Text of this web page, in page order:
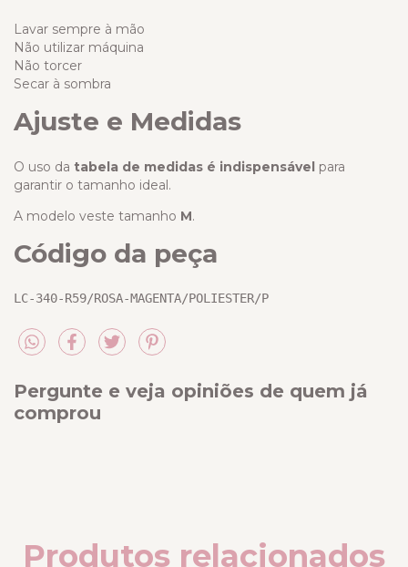
Lavar sempre à mão
Não utilizar máquina
Não torcer
Secar à sombra
Ajuste e Medidas
O uso da tabela de medidas é indispensável para
garantir o tamanho ideal.
A modelo veste tamanho M.
Código da peça
LC-340-R59/ROSA-MAGENTA/POLIESTER/P
Pergunte e veja opiniões de quem já
comprou
Produtos relacionados